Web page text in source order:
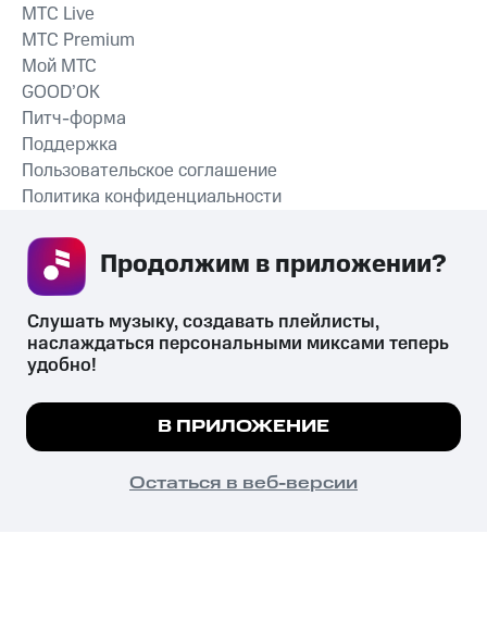
СКАЧАТЬ ПРИЛОЖЕНИЕ
MTС Live
MTС Premium
Мой МТС
GOOD’OK
Питч-форма
Поддержка
Пользовательское соглашение
Политика конфиденциальности
психотропных веществ, их аналогов причиняет вред здоровью,
их незаконный оборот запрещён и влечёт установленную
законодательством ответственность.
© 2026 ООО «КИОН».
Все права защищены
Мы используем куки, чтобы на сайте все
Подробнее
ПОНЯТНО
Слушать музыку, создавать плейлисты,
наслаждаться персональными миксами теперь
удобно!
В ПРИЛОЖЕНИЕ
Остаться в веб-версии